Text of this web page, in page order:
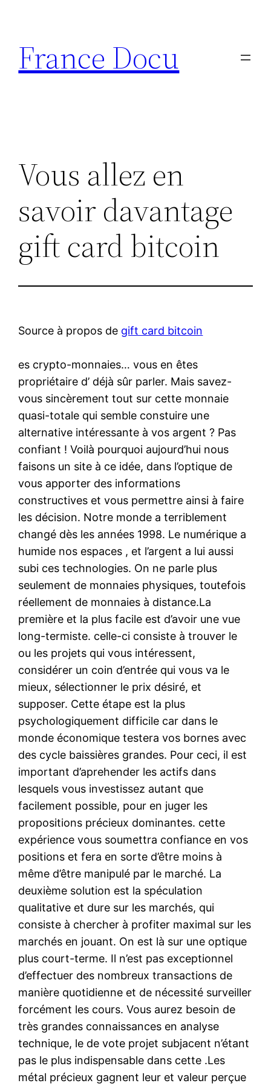
contenu
France Docu
Vous allez en
savoir davantage
gift card bitcoin
Source à propos de gift card bitcoin
es crypto-monnaies… vous en êtes
propriétaire d’ déjà sûr parler. Mais savez-
vous sincèrement tout sur cette monnaie
quasi-totale qui semble constuire une
alternative intéressante à vos argent ? Pas
confiant ! Voilà pourquoi aujourd’hui nous
faisons un site à ce idée, dans l’optique de
vous apporter des informations
constructives et vous permettre ainsi à faire
les décision. Notre monde a terriblement
changé dès les années 1998. Le numérique a
humide nos espaces , et l’argent a lui aussi
subi ces technologies. On ne parle plus
seulement de monnaies physiques, toutefois
réellement de monnaies à distance.La
première et la plus facile est d’avoir une vue
long-termiste. celle-ci consiste à trouver le
ou les projets qui vous intéressent,
considérer un coin d’entrée qui vous va le
mieux, sélectionner le prix désiré, et
supposer. Cette étape est la plus
psychologiquement difficile car dans le
monde économique testera vos bornes avec
des cycle baissières grandes. Pour ceci, il est
important d’aprehender les actifs dans
lesquels vous investissez autant que
facilement possible, pour en juger les
propositions précieux dominantes. cette
expérience vous soumettra confiance en vos
positions et fera en sorte d’être moins à
même d’être manipulé par le marché. La
deuxième solution est la spéculation
qualitative et dure sur les marchés, qui
consiste à chercher à profiter maximal sur les
marchés en jouant. On est là sur une optique
plus court-terme. Il n’est pas exceptionnel
d’effectuer des nombreux transactions de
manière quotidienne et de nécessité surveiller
forcément les cours. Vous aurez besoin de
très grandes connaissances en analyse
technique, le de vote projet subjacent n’étant
pas le plus indispensable dans cette .Les
métal précieux gagnent leur et valeur perçue